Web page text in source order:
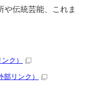
や伝統芸能、これま
ク）
部リンク）